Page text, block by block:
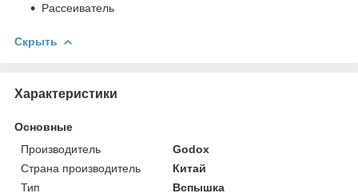
Рассеиватель
Скрыть
Характеристики
Основные
Производитель
Godox
Страна производитель
Китай
Тип
Вспышка